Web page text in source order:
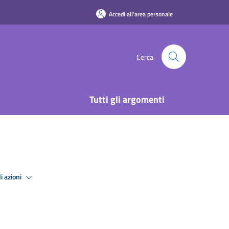
Accedi all'area personale
Cerca
Tutti gli argomenti
azioni